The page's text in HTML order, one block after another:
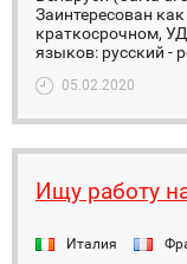
Заинтересован
краткосрочном,
языков: русский -
05.02.2020
Ищу работу
Италия